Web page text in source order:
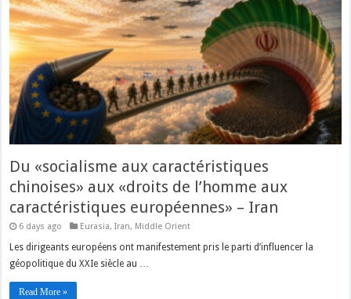
Du «socialisme aux caractéristiques
chinoises» aux «droits de l’homme aux
caractéristiques européennes» – Iran
6 days ago Eurasia,Iran, Middle Orient
Les dirigeants européens ont manifestement pris le parti d’influencer la
géopolitique du XXIe siècle au …
Read More »